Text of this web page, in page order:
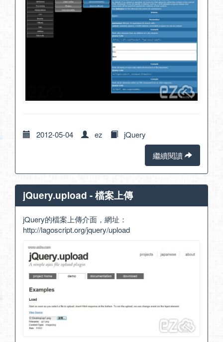
2012-05-04 ez
jQuery
繼續閱讀
jQuery.upload - 檔案上傳
jQuery的檔案上傳介面，網址：
http://lagoscript.org/jquery/upload